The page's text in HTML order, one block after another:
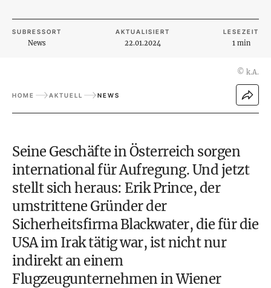
SUBRESSORT
News
AKTUALISIERT
22.01.2024
LESEZEIT
1 min
© k.A.
HOME AKTUELL NEWS
Seine Geschäfte in Österreich sorgen
international für Aufregung. Und jetzt
stellt sich heraus: Erik Prince, der
umstrittene Gründer der
Sicherheitsfirma Blackwater, die für die
USA im Irak tätig war, ist nicht nur
indirekt an einem
Flugzeugunternehmen in Wiener